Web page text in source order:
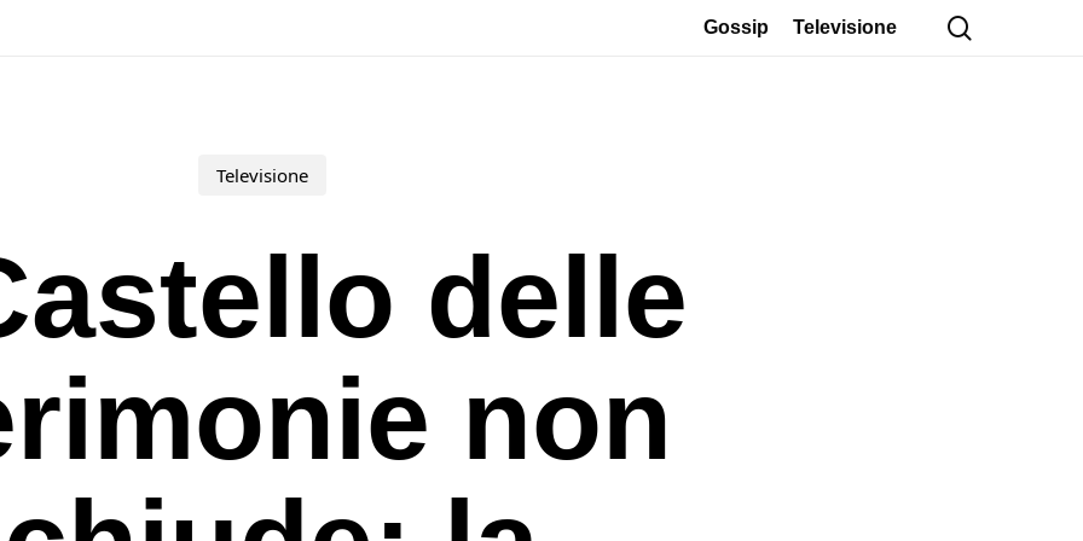
Gossip Televisione
Televisione
delle
non